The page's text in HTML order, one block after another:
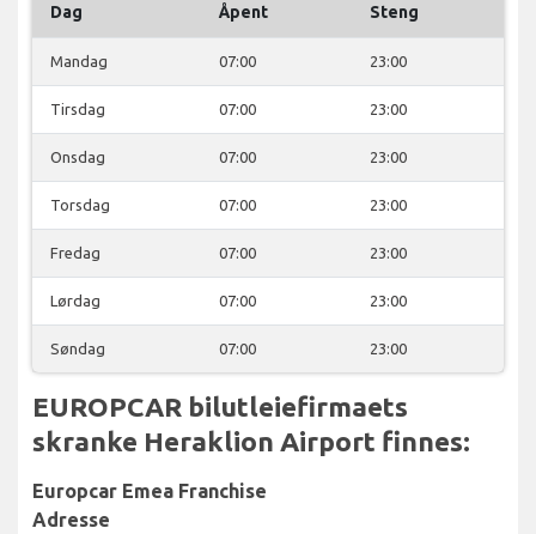
Dag Åpent Steng
Mandag 07:00 23:00
Tirsdag 07:00 23:00
Onsdag 07:00 23:00
Torsdag 07:00 23:00
Fredag 07:00 23:00
Lørdag 07:00 23:00
Søndag 07:00 23:00
EUROPCAR bilutleiefirmaets
skranke Heraklion Airport finnes:
Europcar Emea Franchise
Adresse